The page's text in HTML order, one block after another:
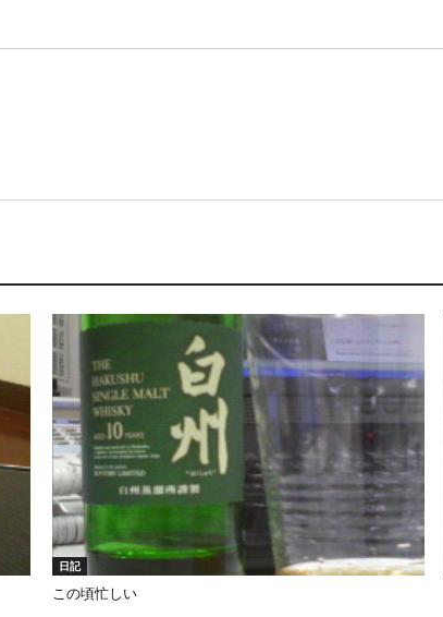
日記
この頃忙しい